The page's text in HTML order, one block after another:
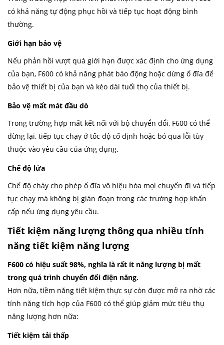
có khả năng tự động phục hồi và tiếp tục hoạt động bình
thường.
Giới hạn bảo vệ
Nếu phản hồi vượt quá giới hạn được xác định cho ứng dụng
của bạn, F600 có khả năng phát báo động hoặc dừng ổ đĩa để
bảo vệ thiết bị của bạn và kéo dài tuổi thọ của thiết bị.
Bảo vệ mất mát đầu dò
Trong trường hợp mất kết nối với bộ chuyển đổi, F600 có thể
dừng lại, tiếp tục chạy ở tốc độ cố định hoặc bỏ qua lỗi tùy
thuộc vào yêu cầu của ứng dụng.
Chế độ lửa
Chế độ cháy cho phép ổ đĩa vô hiệu hóa mọi chuyến đi và tiếp
tục chạy mà không bị gián đoạn trong các trường hợp khẩn
cấp nếu ứng dụng yêu cầu.
Tiết kiệm năng lượng thông qua nhiều tính
năng tiết kiệm năng lượng
F600 có hiệu suất 98%, nghĩa là rất ít năng lượng bị mất
trong quá trình chuyển đổi điện năng.
Hơn nữa, tiềm năng tiết kiệm thực sự còn được mở ra nhờ các
tính năng tích hợp của F600 có thể giúp giảm mức tiêu thụ
năng lượng hơn nữa:
Tiết kiệm tải thấp